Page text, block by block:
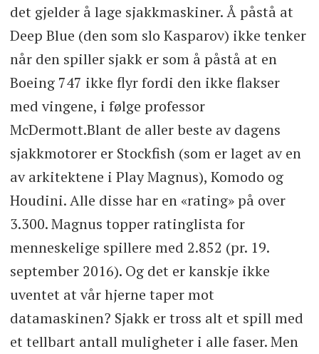
det gjelder å lage sjakkmaskiner. Å påstå at
Deep Blue (den som slo Kasparov) ikke tenker
når den spiller sjakk er som å påstå at en
Boeing 747 ikke flyr fordi den ikke flakser
med vingene, i følge professor
McDermott.Blant de aller beste av dagens
sjakkmotorer er Stockfish (som er laget av en
av arkitektene i Play Magnus), Komodo og
Houdini. Alle disse har en «rating» på over
3.300. Magnus topper ratinglista for
menneskelige spillere med 2.852 (pr. 19.
september 2016). Og det er kanskje ikke
uventet at vår hjerne taper mot
datamaskinen? Sjakk er tross alt et spill med
et tellbart antall muligheter i alle faser. Men